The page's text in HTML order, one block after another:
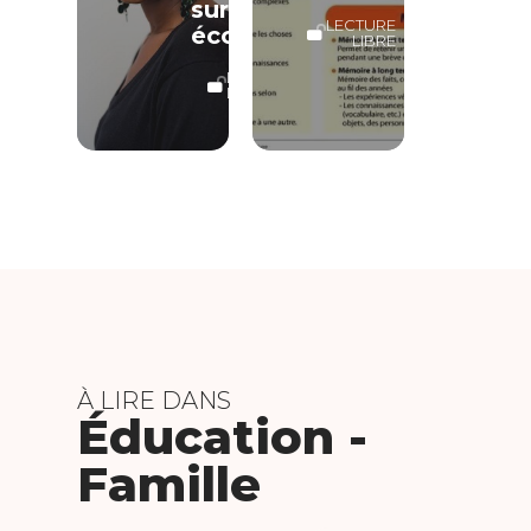
surtout
écoute
LECTURE
LIBRE
LECTURE
LIBRE
À LIRE DANS
Éducation -
Famille